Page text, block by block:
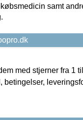
samt
med stjerner fra 1